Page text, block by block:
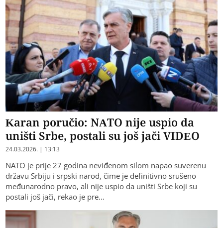
Karan poručio: NATO nije uspio da
uništi Srbe, postali su još jači VIDEO
24.03.2026. | 13:13
NATO je prije 27 godina neviđenom silom napao suverenu
državu Srbiju i srpski narod, čime je definitivno srušeno
međunarodno pravo, ali nije uspio da uništi Srbe koji su
postali još jači, rekao je pre…